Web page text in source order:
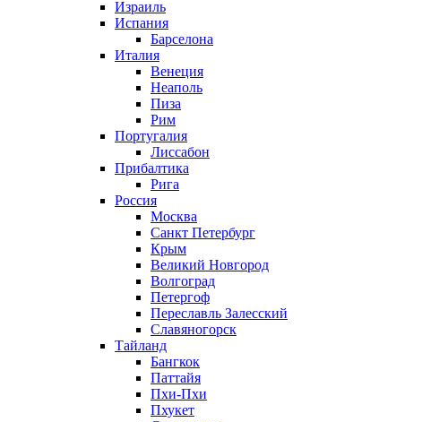
Израиль
Испания
Барселона
Италия
Венеция
Неаполь
Пиза
Рим
Португалия
Лиссабон
Прибалтика
Рига
Россия
Москва
Санкт Петербург
Крым
Великий Новгород
Волгоград
Петергоф
Переславль Залесский
Славяногорск
Тайланд
Бангкок
Паттайя
Пхи-Пхи
Пхукет